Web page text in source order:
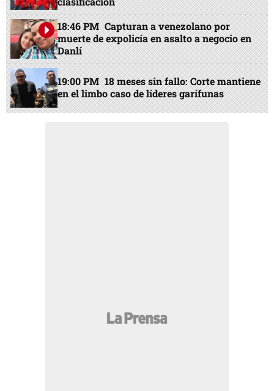
18:46 PM Capturan a venezolano por
muerte de expolicía en asalto a negocio en
Danlí
19:00 PM 18 meses sin fallo: Corte mantiene
en el limbo caso de líderes garífunas